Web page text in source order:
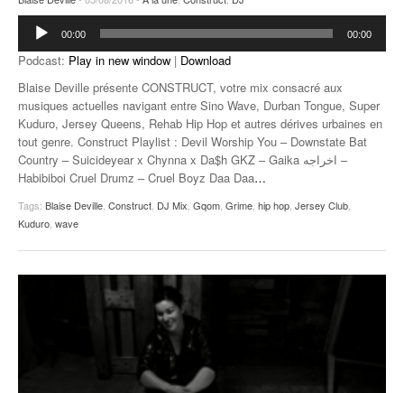
Lecteur
audio
00:00 00:00
Podcast: Play in new window | Download
Blaise Deville présente CONSTRUCT, votre mix consacré aux
musiques actuelles navigant entre Sino Wave, Durban Tongue, Super
Kuduro, Jersey Queens, Rehab Hip Hop et autres dérives urbaines en
tout genre. Construct Playlist : Devil Worship You – Downstate Bat
Country – Suicideyear x Chynna x Da$h GKZ – Gaika اخراجه –
Habibiboi Cruel Drumz – Cruel Boyz Daa Daa…
Tags: Blaise Deville, Construct, DJ Mix, Gqom, Grime, hip hop, Jersey Club,
Kuduro, wave